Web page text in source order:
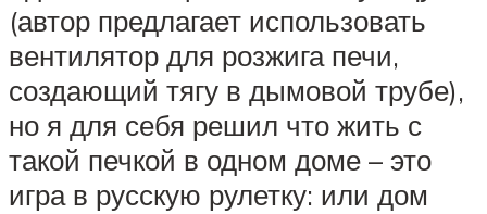
(автор предлагает использовать
вентилятор для розжига печи,
создающий тягу в дымовой трубе),
но я для себя решил что жить с
такой печкой в одном доме – это
игра в русскую рулетку: или дом